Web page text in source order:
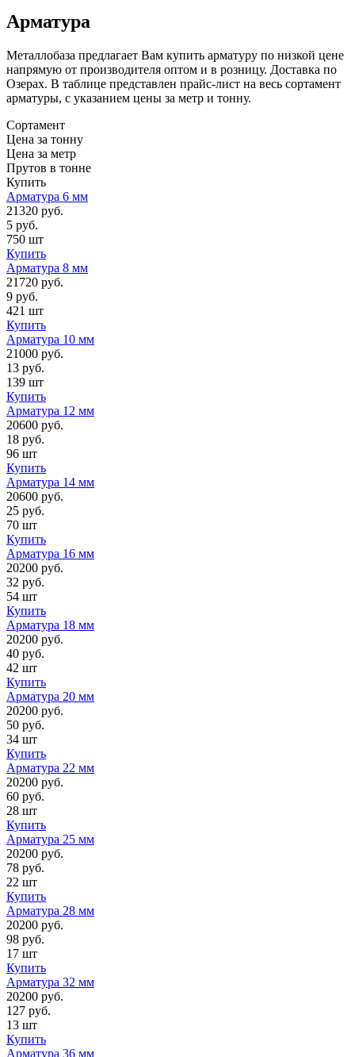
Арматура
Металлобаза предлагает Вам купить арматуру по низкой цене
напрямую от производителя оптом и в розницу. Доставка по
Озерах. В таблице представлен прайс-лист на весь сортамент
арматуры, с указанием цены за метр и тонну.
Сортамент
Цена за тонну
Цена за метр
Прутов в тонне
Купить
Арматура 6 мм
21320 руб.
5 руб.
750 шт
Купить
Арматура 8 мм
21720 руб.
9 руб.
421 шт
Купить
Арматура 10 мм
21000 руб.
13 руб.
139 шт
Купить
Арматура 12 мм
20600 руб.
18 руб.
96 шт
Купить
Арматура 14 мм
20600 руб.
25 руб.
70 шт
Купить
Арматура 16 мм
20200 руб.
32 руб.
54 шт
Купить
Арматура 18 мм
20200 руб.
40 руб.
42 шт
Купить
Арматура 20 мм
20200 руб.
50 руб.
34 шт
Купить
Арматура 22 мм
20200 руб.
60 руб.
28 шт
Купить
Арматура 25 мм
20200 руб.
78 руб.
22 шт
Купить
Арматура 28 мм
20200 руб.
98 руб.
17 шт
Купить
Арматура 32 мм
20200 руб.
127 руб.
13 шт
Купить
Арматура 36 мм